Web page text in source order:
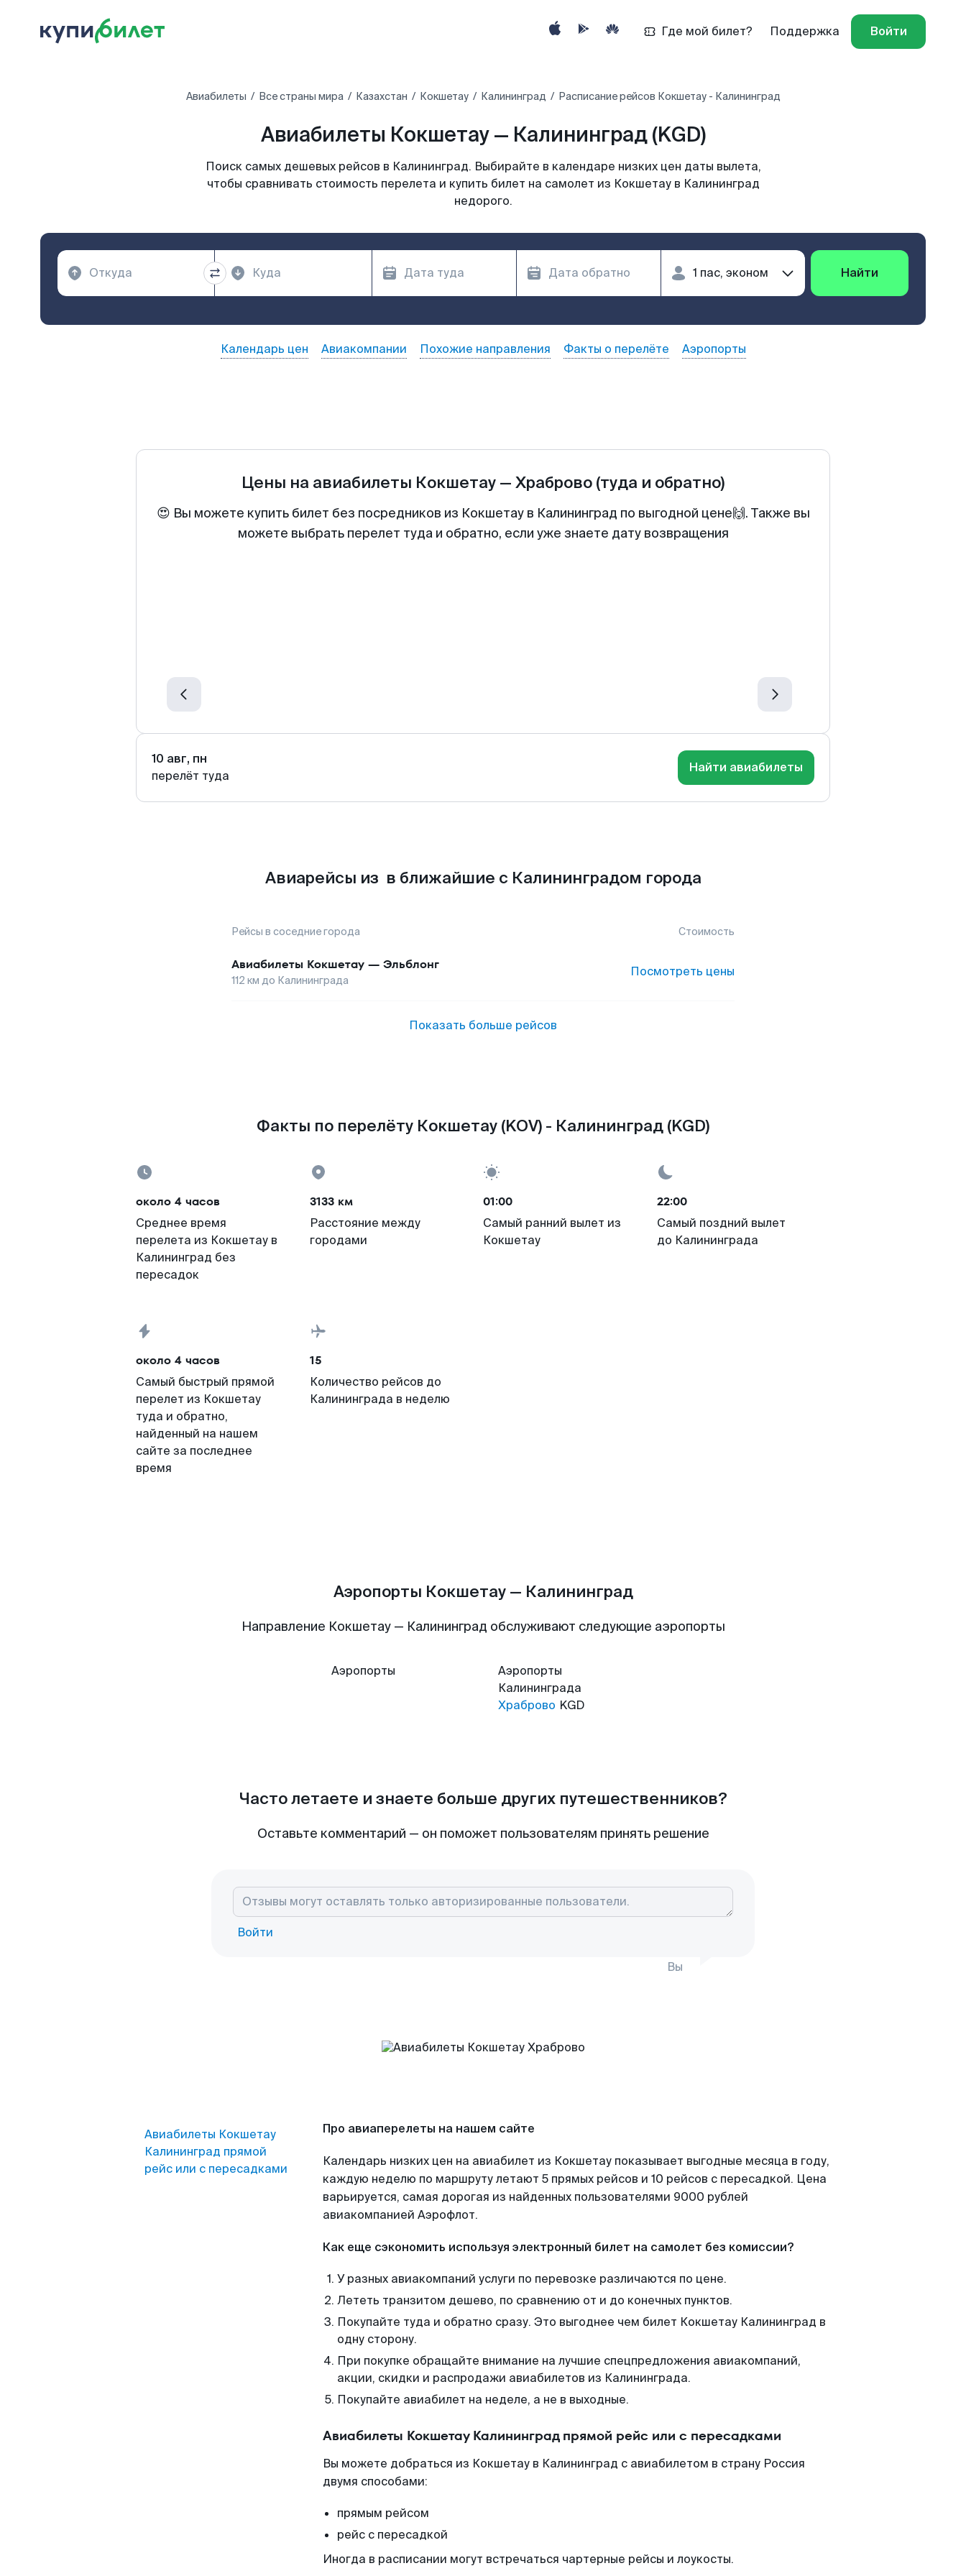
Где мой билет? Поддержка Войти
Авиабилеты Все страны мира Казахстан Кокшетау Калининград Расписание рейсов Кокшетау - Калининград
Авиабилеты Кокшетау — Калининград (KGD)
Поиск самых дешевых рейсов в Калининград. Выбирайте в календаре низких цен даты вылета,
чтобы сравнивать стоимость перелета и купить билет на самолет из Кокшетау в Калининград
недорого.
Найти
Календарь цен Авиакомпании Похожие направления Факты о перелёте Аэропорты
Цены на авиабилеты Кокшетау — Храброво (туда и обратно)
😍 Вы можете купить билет без посредников из Кокшетау в Калининград по выгодной цене🙌. Также вы
можете выбрать перелет туда и обратно, если уже знаете дату возвращения
10 авг, пн
перелёт туда
Найти авиабилеты
Авиарейсы из в ближайшие с Калининградом города
Рейсы в соседние города Стоимость
Авиабилеты Кокшетау — Эльблонг
112 км до Калининграда
Посмотреть цены
Показать больше рейсов
Факты по перелёту Кокшетау (KOV) - Калининград (KGD)
около 4 часов
Среднее время
перелета из Кокшетау в
Калининград без
пересадок
3133 км
Расстояние между
городами
01:00
Самый ранний вылет из
Кокшетау
22:00
Самый поздний вылет
до Калининграда
около 4 часов
Самый быстрый прямой
перелет из Кокшетау
туда и обратно,
найденный на нашем
сайте за последнее
время
15
Количество рейсов до
Калининграда в неделю
Аэропорты Кокшетау — Калининград
Направление Кокшетау — Калининград обслуживают следующие аэропорты
Аэропорты
Аэропорты
Калининграда
Храброво KGD
Часто летаете и знаете больше других путешественников?
Оставьте комментарий — он поможет пользователям принять решение
Войти
Вы
Авиабилеты Кокшетау
Калининград прямой
рейс или с пересадками
Про авиаперелеты на нашем сайте
Календарь низких цен на авиабилет из Кокшетау показывает выгодные месяца в году,
каждую неделю по маршруту летают 5 прямых рейсов и 10 рейсов с пересадкой. Цена
варьируется, самая дорогая из найденных пользователями 9000 рублей
авиакомпанией Аэрофлот.
Как еще сэкономить используя электронный билет на самолет без комиссии?
У разных авиакомпаний услуги по перевозке различаются по цене.
Лететь транзитом дешево, по сравнению от и до конечных пунктов.
Покупайте туда и обратно сразу. Это выгоднее чем билет Кокшетау Калининград в
одну сторону.
При покупке обращайте внимание на лучшие спецпредложения авиакомпаний,
акции, скидки и распродажи авиабилетов из Калининграда.
Покупайте авиабилет на неделе, а не в выходные.
Авиабилеты Кокшетау Калининград прямой рейс или с пересадками
Вы можете добраться из Кокшетау в Калининград с авиабилетом в страну Россия
двумя способами:
прямым рейсом
рейс с пересадкой
Иногда в расписании могут встречаться чартерные рейсы и лоукосты.